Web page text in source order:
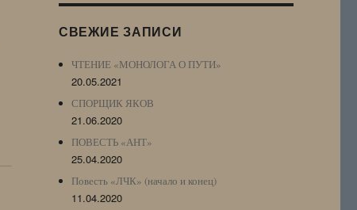
Archive)
СВЕЖИЕ ЗАПИСИ
ЧТЕНИЕ «МОНОЛОГА О ПУТИ»
20.05.2021
СПОРЩИК ЯКОВ
21.06.2020
ПОВЕСТЬ «АНТ»
25.04.2020
Повесть «ЛЧК» (начало и конец)
11.04.2020